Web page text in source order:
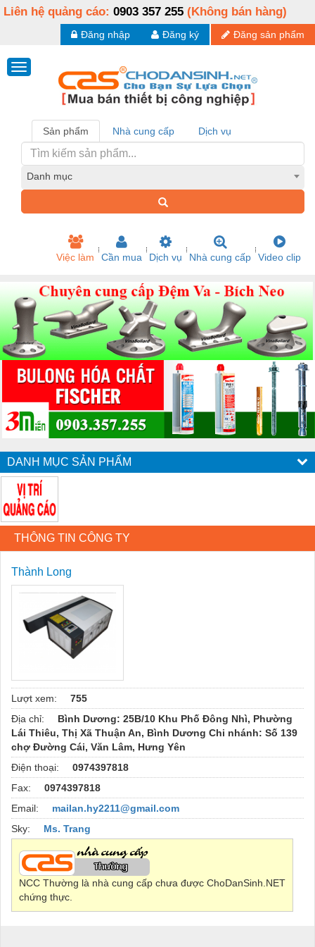
Liên hệ quảng cáo: 0903 357 255 (Không bán hàng)
Đăng sản phẩm
Đăng ký
Đăng nhập
Sản phẩm Nhà cung cấp Dịch vụ
Danh mục
Việc làm Cần mua Dịch vụ Nhà cung cấp Video clip
DANH MỤC SẢN PHẨM
THÔNG TIN CÔNG TY
Thành Long
Lượt xem:
755
Địa chỉ:
Bình Dương: 25B/10 Khu Phố Đông Nhì, Phường
Lái Thiêu, Thị Xã Thuận An, Bình Dương Chi nhánh: Số 139
chợ Đường Cái, Văn Lâm, Hưng Yên
Điện thoại:
0974397818
Fax:
0974397818
Email:
mailan.hy2211@gmail.com
Sky:
Ms. Trang
NCC Thường là nhà cung cấp chưa được ChoDanSinh.NET
chứng thực.